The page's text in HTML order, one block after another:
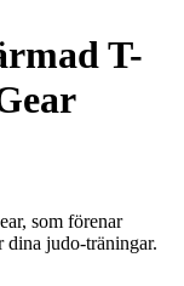
T-
som förenar
dina judo-träningar.